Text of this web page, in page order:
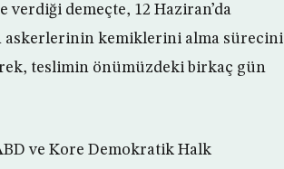
verdiği demeçte, 12 Haziran’da
askerlerinin kemiklerini alma sürecini
teslimin önümüzdeki birkaç gün
ve Kore Demokratik Halk